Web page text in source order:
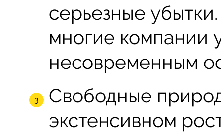
серьезные
многие компании
несовременным
Свободные
экстенсивном